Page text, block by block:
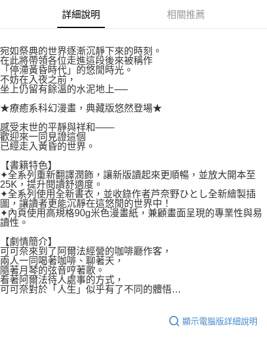
１．透過由恩沛科技股份有限公司提供之「AFTEE先享後付」服務完成之交
易，需依本服務之必要範圍內提供個人資料，並將交易相關給付款項請求債
２．關於個人資料處理事宜，請瀏覽以下網址：
https://aftee.tw/terms/#terms3
３．未成年的使用者請事先徵得法定代理人或監護人之同意方可使用
「AFTEE先享後付」，若未經同意申辦者引起之損失，本公司不負相關責
任。
４．使用「AFTEE先享後付」時，將依據個別帳號之用戶狀況，依本公司即
時審查核予不同之上限額度；若仍有額度不足之情形，本公司將視審查結果
請求用戶進行身份認證。
５．嚴禁一人註冊多個帳號或使用他人資訊註冊。若發現惡意使用之情形，
恩沛科技股份有限公司將有權停止該用戶之使用額度並採取法律行動。
每筆NT$80，滿NT$500(含以上)免運費
每筆NT$80，滿NT$500(含以上)免運費
宅配
每筆NT$100，滿NT$800(含以上)免運費
詳細說明 相關推薦
宛如祭典的世界逐漸沉靜下來的時刻。
在此將帶領各位走進這段後來被稱作
「停滯黃昏時代」的悠閒時光。
不妨在入夜之前，
坐上仍留有餘溫的水泥地上──
★療癒系科幻漫畫，典藏版悠然登場★
感受末世的平靜與祥和——
歡迎來一同見證這個
已經走入黃昏的世界。
【書籍特色】
✦全系列重新翻譯潤飾，讓新版讀起來更順暢，並放大開本至
25K，提升閱讀舒適度。
✦全系列使用全新書衣，並收錄作者芦奈野ひとし全新繪製插
圖，讓讀者更能沉靜在這悠閒的世界中！
✦內頁使用高規格90g米色漫畫紙，兼顧畫面呈現的專業性與易
讀性。
【劇情簡介】
可可奈來到了阿爾法經營的咖啡廳作客，
兩人一同喝著咖啡、聊著天，
隨著月琴的弦音哼著歌。
看著阿爾法待人處事的方式，
可可奈對於「人生」似乎有了不同的體悟…
顯示電腦版詳細說明